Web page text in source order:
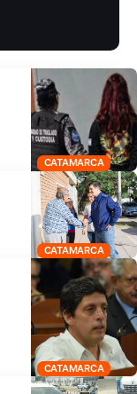
CATAMARCA
CATAMARCA
CATAMARCA